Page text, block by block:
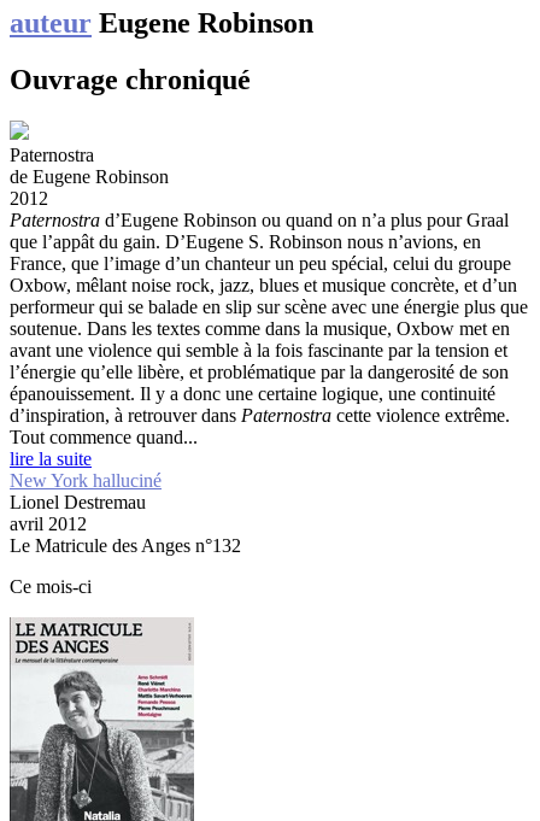
auteur Eugene Robinson
Ouvrage chroniqué
Paternostra
de Eugene Robinson
2012
Paternostra d’Eugene Robinson ou quand on n’a plus pour Graal
que l’appât du gain. D’Eugene S. Robinson nous n’avions, en
France, que l’image d’un chanteur un peu spécial, celui du groupe
Oxbow, mêlant noise rock, jazz, blues et musique concrète, et d’un
performeur qui se balade en slip sur scène avec une énergie plus que
soutenue. Dans les textes comme dans la musique, Oxbow met en
avant une violence qui semble à la fois fascinante par la tension et
l’énergie qu’elle libère, et problématique par la dangerosité de son
épanouissement. Il y a donc une certaine logique, une continuité
d’inspiration, à retrouver dans Paternostra cette violence extrême.
Tout commence quand...
lire la suite
New York halluciné
Lionel Destremau
avril 2012
Le Matricule des Anges n°132
Ce mois-ci